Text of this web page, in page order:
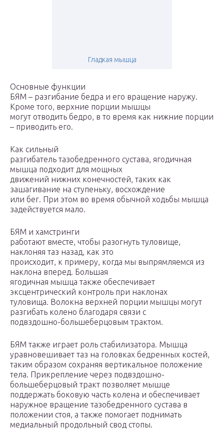
Гладкая мышца
Основные функции
БЯМ – разгибание бедра и его вращение наружу.
Кроме того, верхние порции мышцы
могут отводить бедро, в то время как нижние порции
– приводить его.
Как сильный
разгибатель тазобедренного сустава, ягодичная
мышца подходит для мощных
движений нижних конечностей, таких как
зашагивание на ступеньку, восхождение
или бег. При этом во время обычной ходьбы мышца
задействуется мало.
БЯМ и хамстринги
работают вместе, чтобы разогнуть туловище,
наклоняя таз назад, как это
происходит, к примеру, когда мы выпрямляемся из
наклона вперед. Большая
ягодичная мышца также обеспечивает
эксцентрический контроль при наклонах
туловища. Волокна верхней порции мышцы могут
разгибать колено благодаря связи с
подвздошно-большеберцовым трактом.
БЯМ также играет роль стабилизатора. Мышца
уравновешивает таз на головках бедренных костей,
таким образом сохраняя вертикальное положение
тела. Прикрепление через подвздошно-
большеберцовый тракт позволяет мышце
поддержать боковую часть колена и обеспечивает
наружное вращение тазобедренного сустава в
положении стоя, а также помогает поднимать
медиальный продольный свод стопы.